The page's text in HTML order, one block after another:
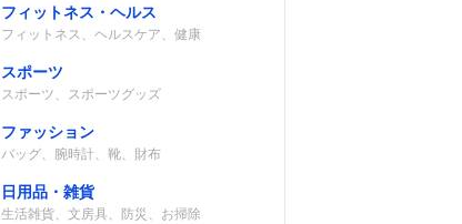
フィットネス・ヘルス
フィットネス、ヘルスケア、健康
スポーツ
スポーツ、スポーツグッズ
ファッション
バッグ、腕時計、靴、財布
日用品・雑貨
生活雑貨、文房具、防災、お掃除